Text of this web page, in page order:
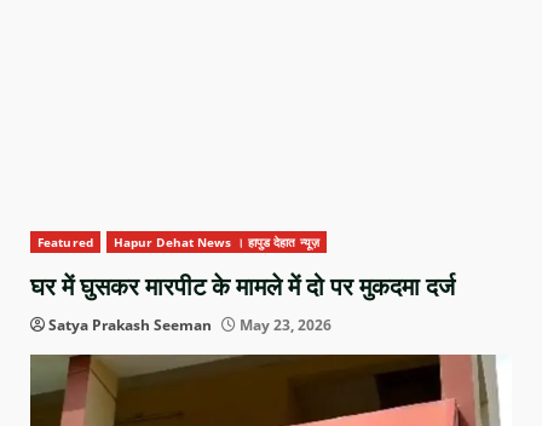
Featured Hapur Dehat News । हापुड देहात न्यूज़
घर में घुसकर मारपीट के मामले में दो पर मुकदमा दर्ज
Satya Prakash Seeman May 23, 2026